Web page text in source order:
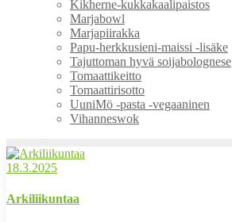
Kikherne-kukkakaalipaistos
Marjabowl
Marjapiirakka
Papu-herkkusieni-maissi -lisäke
Tajuttoman hyvä soijabolognese
Tomaattikeitto
Tomaattirisotto
UuniMö -pasta -vegaaninen
Vihanneswok
18.3.2025
Arkiliikuntaa